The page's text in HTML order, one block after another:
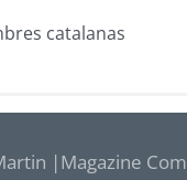
catalanas
|Magazine